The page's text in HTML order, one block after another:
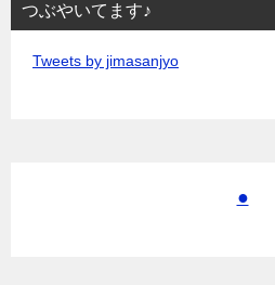
つぶやいてます♪
Tweets by jimasanjyo
●